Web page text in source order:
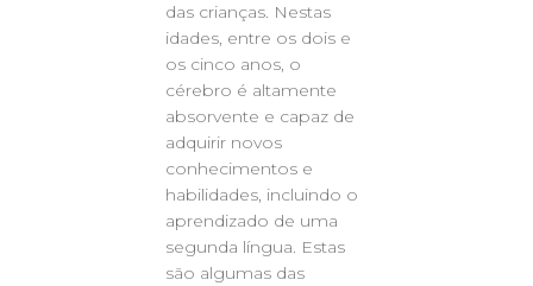
das crianças. Nestas
idades, entre os dois e
os cinco anos, o
cérebro é altamente
absorvente e capaz de
adquirir novos
conhecimentos e
habilidades, incluindo o
aprendizado de uma
segunda língua. Estas
são algumas das